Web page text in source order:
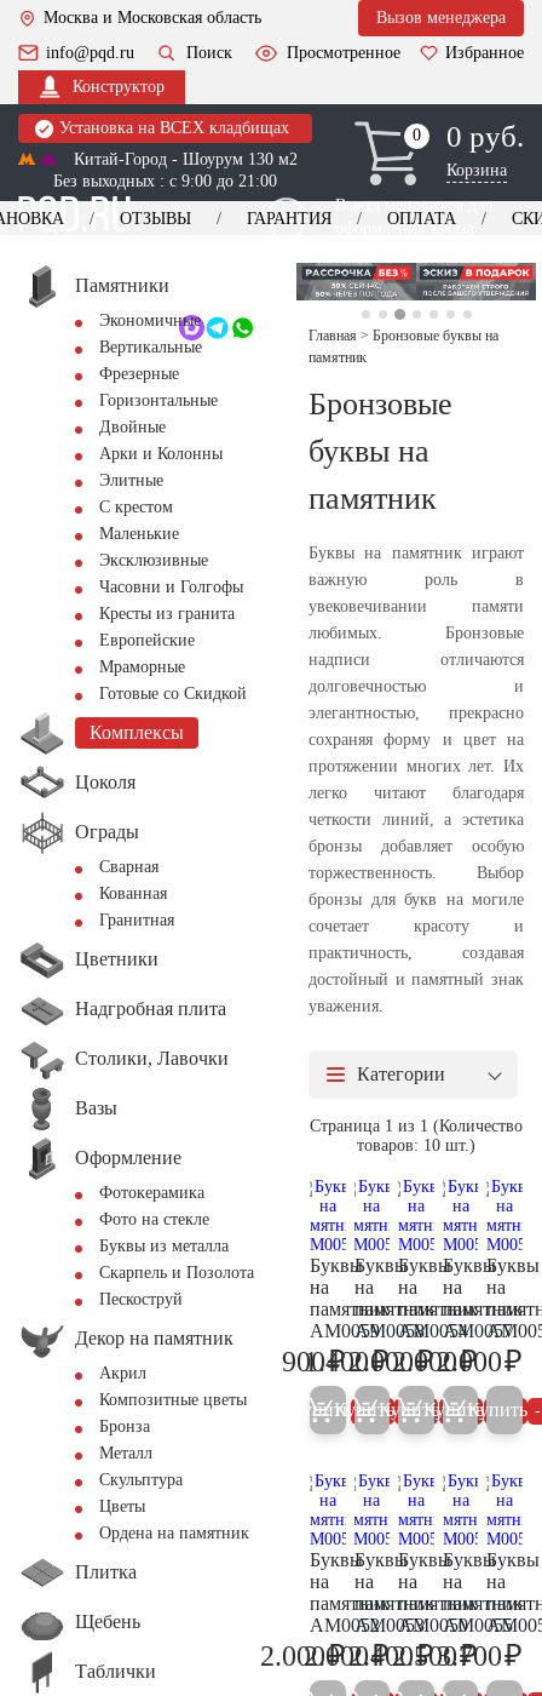
Москва и Московская область
Вызов менеджера
info@pqd.ru
Поиск Просмотренное
Избранное
Конструктор
Установка на ВСЕХ кладбищах
Китай-Город - Шоурум 130 м2
Без выходных : с 9:00 до 21:00
0
0 0 руб.
Корзина
Выезд менеджера для
оформления заказа
+7 (495) 518-44-23
Обратный звонок
ОТЗЫВЫ ГАРАНТИЯ ОПЛАТА
Памятники
Экономичные
Вертикальные
Фрезерные
Горизонтальные
Двойные
Арки и Колонны
Элитные
С крестом
Маленькие
Эксклюзивные
Часовни и Голгофы
Кресты из гранита
Европейские
Мраморные
Готовые со Скидкой
Комплексы
Цоколя
Ограды
Сварная
Кованная
Гранитная
Цветники
Надгробная плита
Столики, Лавочки
Вазы
Оформление
Фотокерамика
Фото на стекле
Буквы из металла
Скарпель и Позолота
Пескоструй
Декор на памятник
Акрил
Композитные цветы
Бронза
Металл
Скульптура
Цветы
Ордена на памятник
Плитка
Щебень
Таблички
Главная > Бронзовые буквы на
памятник
Бронзовые
буквы на
памятник
Буквы на памятник играют
важную роль в
увековечивании памяти
любимых. Бронзовые
надписи отличаются
долговечностью и
элегантностью, прекрасно
сохраняя форму и цвет на
протяжении многих лет. Их
легко читают благодаря
четкости линий, а эстетика
бронзы добавляет особую
торжественность. Выбор
бронзы для букв на могиле
сочетает красоту и
практичность, создавая
достойный и памятный знак
уважения.
Категории
Страница 1 из 1 (Количество
товаров: 10 шт.)
Буквы
на
памятник
AM0059
1.000
900₽
Купить 5%
Буквы
на
памятник
AM0058
1.500
1.400₽
Купить 5%
Буквы
на
памятник
AM0054
2.100
2.000₽
Купить 5%
Буквы
на
памятник
AM0057
2.100
2.000₽
Купить 5%
Буквы
на
2.000₽
Купить
Буквы
на
памятник
AM0052
2.100
2.000₽
Буквы
на
памятник
AM0053
2.100
2.000₽
Буквы
на
памятник
AM0050
2.500
2.400₽
Буквы
на
памятник
AM0055
2.600
2.500₽
Буквы
на
3.700₽